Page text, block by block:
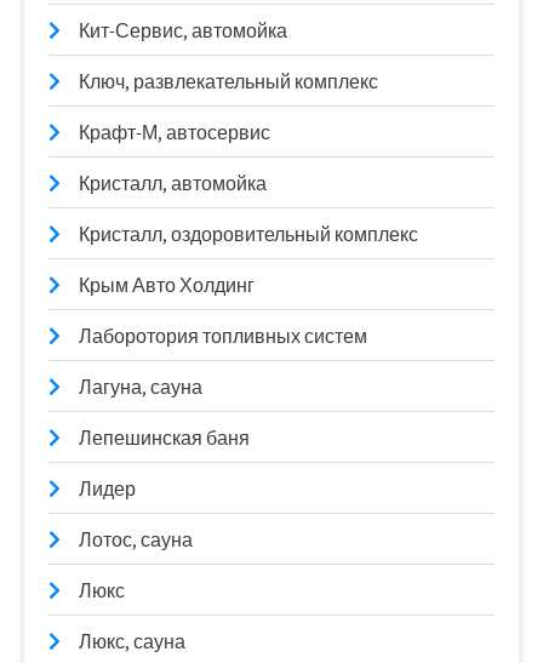
Кит-Сервис, автомойка
Ключ, развлекательный комплекс
Крафт-М, автосервис
Кристалл, автомойка
Кристалл, оздоровительный комплекс
Крым Авто Холдинг
Лаборотория топливных систем
Лагуна, сауна
Лепешинская баня
Лидер
Лотос, сауна
Люкс
Люкс, сауна